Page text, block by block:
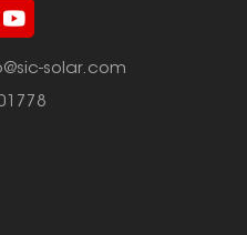
solar.com